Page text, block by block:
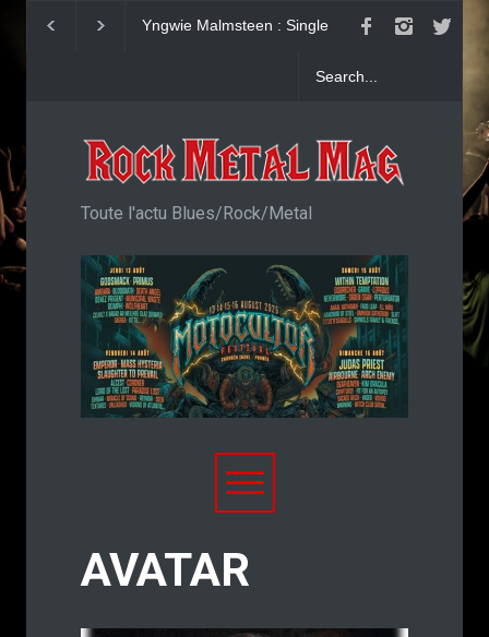
KAI HANSEN : Single
Girish and The
"Generation
Toute l'actu Blues/Rock/Metal
AVATAR